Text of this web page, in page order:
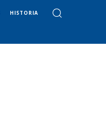
HISTORIA